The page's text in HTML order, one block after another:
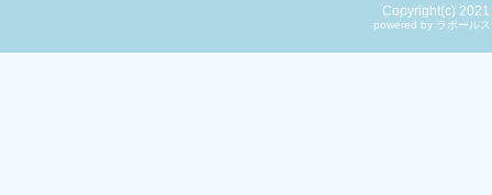
Copyright(c) 2021
powered by ラポール